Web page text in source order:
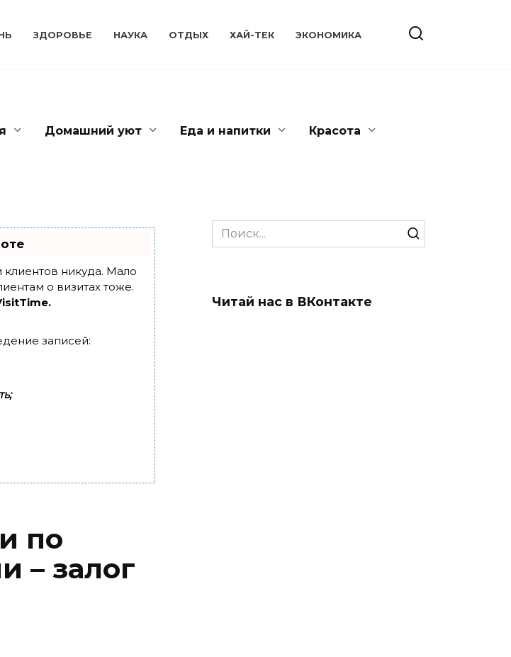
ЗДОРОВЬЕ НАУКА ОТДЫХ ХАЙ-ТЕК ЭКОНОМИКА
Домашний уют Еда и напитки Красота
клиентов никуда. Мало
о визитах тоже.
записей:
по
– залог
Search
for:
Читай нас в ВКонтакте